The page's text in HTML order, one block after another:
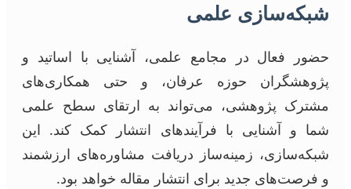
شبکه‌سازی علمی
حضور فعال در مجامع علمی، آشنایی با اساتید و
پژوهشگران حوزه عرفان، و حتی همکاری‌های
مشترک پژوهشی، می‌تواند به ارتقای سطح علمی
شما و آشنایی با فرآیندهای انتشار کمک کند. این
شبکه‌سازی، زمینه‌ساز دریافت مشاوره‌های ارزشمند
و فرصت‌های جدید برای انتشار مقاله خواهد بود.